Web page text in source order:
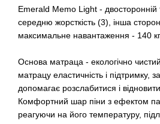
Emerald Memo Light -
середню жорсткість (3), інша
максимальне навантаження - 140
Основа матраца - екологічно
матрацу еластичність і підтримку,
допомагає розслабитися і
Комфортний шар піни з ефектом
реагуючи на його температуру,